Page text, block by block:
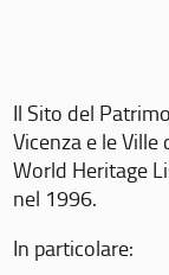
Il Sito del
Vicenza e le
World Heritage
nel 1996.
In particolare: